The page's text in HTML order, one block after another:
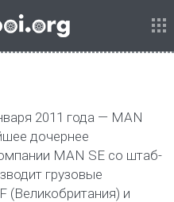
2011 года — MAN
дочернее
MAN SE со штаб-
грузовые
(Великобритания) и